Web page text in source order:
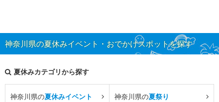
神奈川県の夏休みイベント・おでかけスポットを探す
夏休みカテゴリから探す
神奈川県の夏休みイベント 神奈川県の夏祭り